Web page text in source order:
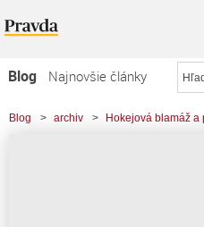
Blog
Najnovšie články
Najčítanejšie články
Blog > archiv > Hokejová blamáž a